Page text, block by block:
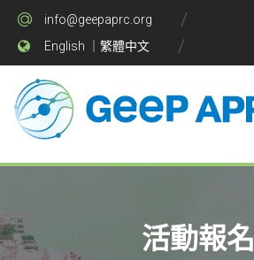
info@geepaprc.org
English
繁體中文
活動報名